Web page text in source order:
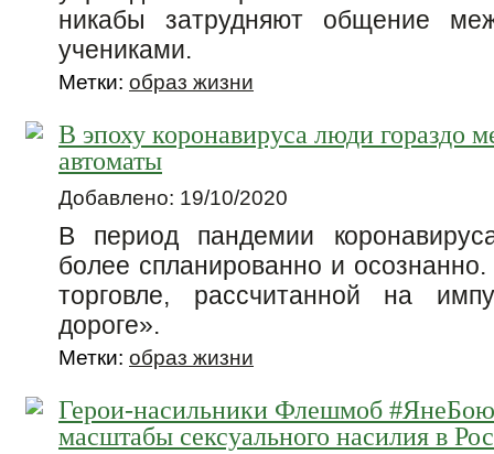
никабы затрудняют общение
учениками.
Метки: образ жизни
В эпоху коронавируса люди гораздо
автоматы
Добавлено: 19/10/2020
В период пандемии
более спланированно и
торговле, рассчитанной на
дороге».
Метки: образ жизни
Герои-насильники Флешмоб
масштабы сексуального насилия в